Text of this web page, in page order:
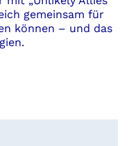
gemeinsam für
können – und das